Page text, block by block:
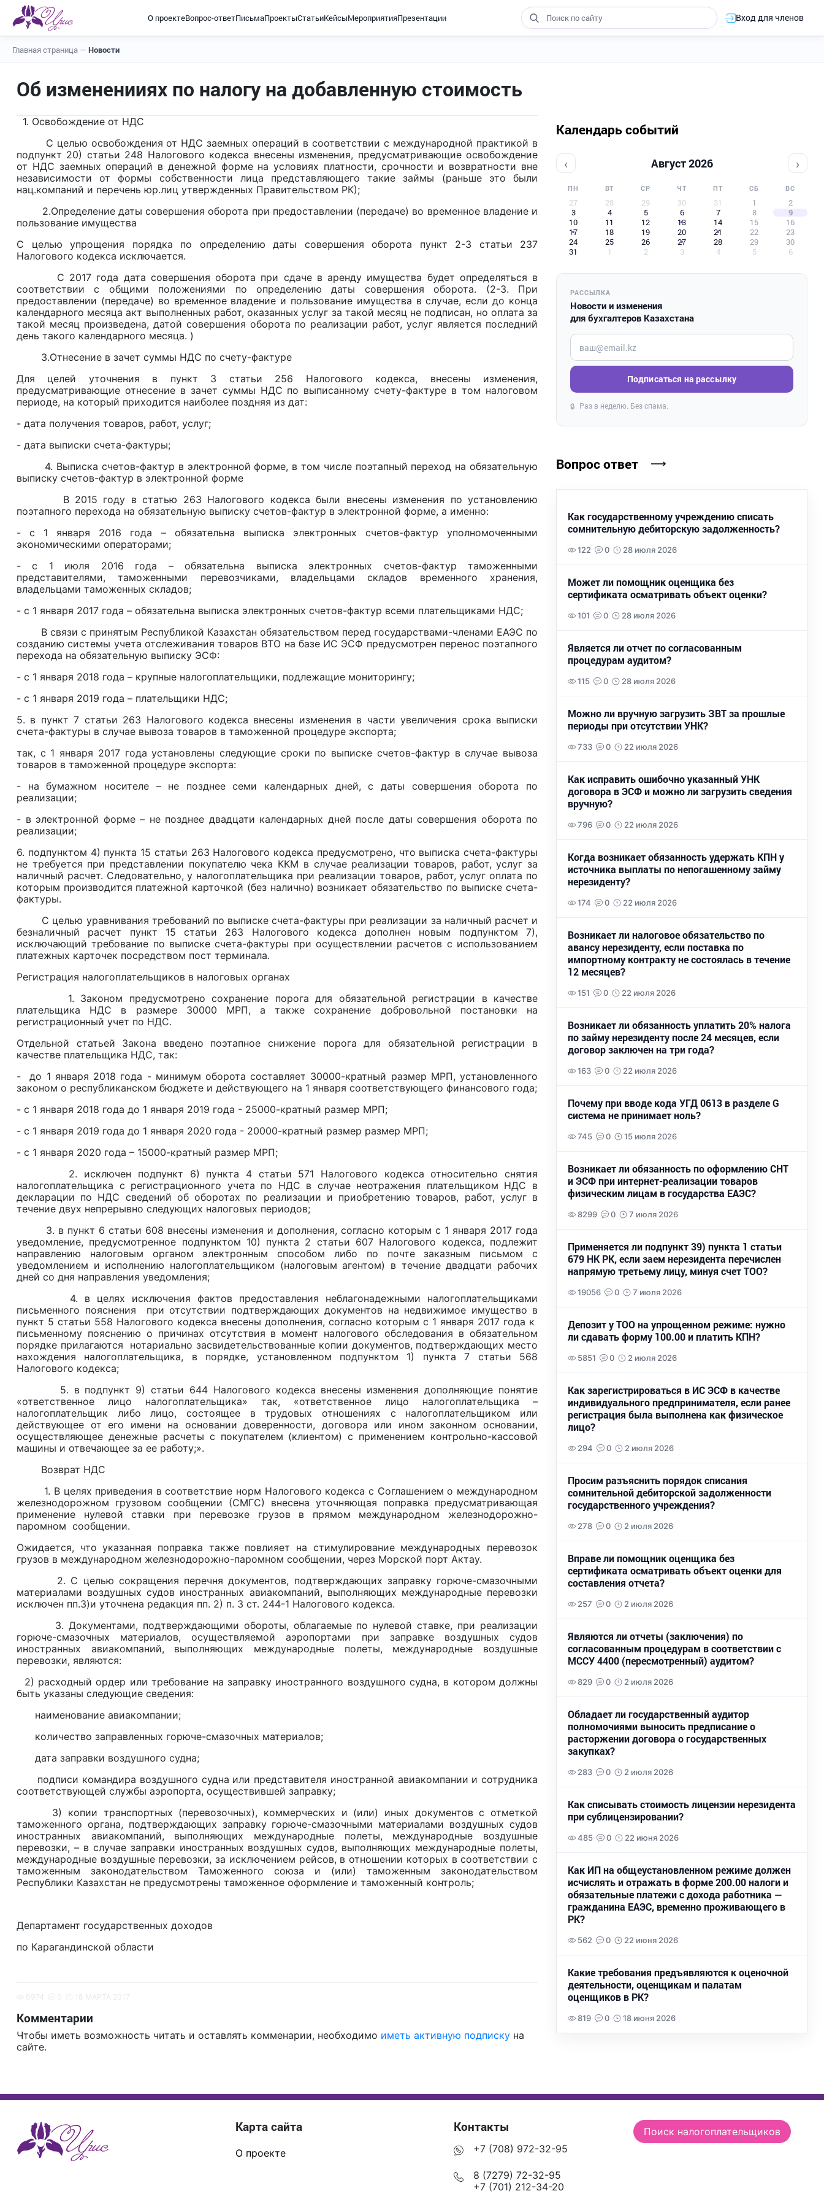
О проектеВопрос-ответПисьмаПроектыСтатьиКейсыМероприятияПрезентации Вход для членов
Главная страница — Новости
Об измененииях по налогу на добавленную стоимость
1. Освобождение от НДС
С целью освобождения от НДС заемных операций в соответствии с международной практикой в
подпункт 20) статьи 248 Налогового кодекса внесены изменения, предусматривающие освобождение
от НДС заемных операций в денежной форме на условиях платности, срочности и возвратности вне
независимости от формы собственности лица представляющего такие займы (раньше это были
нац.компаний и перечень юр.лиц утвержденных Правительством РК);
2.Определение даты совершения оборота при предоставлении (передаче) во временное владение и
пользование имущества
С целью упрощения порядка по определению даты совершения оборота пункт 2-3 статьи 237
Налогового кодекса исключается.
С 2017 года дата совершения оборота при сдаче в аренду имущества будет определяться в
соответствии с общими положениями по определению даты совершения оборота. (2-3. При
предоставлении (передаче) во временное владение и пользование имущества в случае, если до конца
календарного месяца акт выполненных работ, оказанных услуг за такой месяц не подписан, но оплата за
такой месяц произведена, датой совершения оборота по реализации работ, услуг является последний
день такого календарного месяца. )
3.Отнесение в зачет суммы НДС по счету-фактуре
Для целей уточнения в пункт 3 статьи 256 Налогового кодекса, внесены изменения,
предусматривающие отнесение в зачет суммы НДС по выписанному счету-фактуре в том налоговом
периоде, на который приходится наиболее поздняя из дат:
- дата получения товаров, работ, услуг;
- дата выписки счета-фактуры;
4. Выписка счетов-фактур в электронной форме, в том числе поэтапный переход на обязательную
выписку счетов-фактур в электронной форме
В 2015 году в статью 263 Налогового кодекса были внесены изменения по установлению
поэтапного перехода на обязательную выписку счетов-фактур в электронной форме, а именно:
- с 1 января 2016 года – обязательна выписка электронных счетов-фактур уполномоченными
экономическими операторами;
- с 1 июля 2016 года – обязательна выписка электронных счетов-фактур таможенными
представителями, таможенными перевозчиками, владельцами складов временного хранения,
владельцами таможенных складов;
- с 1 января 2017 года – обязательна выписка электронных счетов-фактур всеми плательщиками НДС;
В связи с принятым Республикой Казахстан обязательством перед государствами-членами ЕАЭС по
созданию системы учета отслеживания товаров ВТО на базе ИС ЭСФ предусмотрен перенос поэтапного
перехода на обязательную выписку ЭСФ:
- с 1 января 2018 года – крупные налогоплательщики, подлежащие мониторингу;
- с 1 января 2019 года – плательщики НДС;
5. в пункт 7 статьи 263 Налогового кодекса внесены изменения в части увеличения срока выписки
счета-фактуры в случае вывоза товаров в таможенной процедуре экспорта;
так, с 1 января 2017 года установлены следующие сроки по выписке счетов-фактур в случае вывоза
товаров в таможенной процедуре экспорта:
- на бумажном носителе – не позднее семи календарных дней, с даты совершения оборота по
реализации;
- в электронной форме – не позднее двадцати календарных дней после даты совершения оборота по
реализации;
6. подпунктом 4) пункта 15 статьи 263 Налогового кодекса предусмотрено, что выписка счета-фактуры
не требуется при представлении покупателю чека ККМ в случае реализации товаров, работ, услуг за
наличный расчет. Следовательно, у налогоплательщика при реализации товаров, работ, услуг оплата по
которым производится платежной карточкой (без налично) возникает обязательство по выписке счета-
фактуры.
С целью уравнивания требований по выписке счета-фактуры при реализации за наличный расчет и
безналичный расчет пункт 15 статьи 263 Налогового кодекса дополнен новым подпунктом 7),
исключающий требование по выписке счета-фактуры при осуществлении расчетов с использованием
платежных карточек посредством пост терминала.
Регистрация налогоплательщиков в налоговых органах
1. Законом предусмотрено сохранение порога для обязательной регистрации в качестве
плательщика НДС в размере 30000 МРП, а также сохранение добровольной постановки на
регистрационный учет по НДС.
Отдельной статьей Закона введено поэтапное снижение порога для обязательной регистрации в
качестве плательщика НДС, так:
- до 1 января 2018 года - минимум оборота составляет 30000-кратный размер МРП, установленного
законом о республиканском бюджете и действующего на 1 января соответствующего финансового года;
- с 1 января 2018 года до 1 января 2019 года - 25000-кратный размер МРП;
- с 1 января 2019 года до 1 января 2020 года - 20000-кратный размер размер МРП;
- с 1 января 2020 года – 15000-кратный размер МРП;
2. исключен подпункт 6) пункта 4 статьи 571 Налогового кодекса относительно снятия
налогоплательщика с регистрационного учета по НДС в случае неотражения плательщиком НДС в
декларации по НДС сведений об оборотах по реализации и приобретению товаров, работ, услуг в
течение двух непрерывно следующих налоговых периодов;
3. в пункт 6 статьи 608 внесены изменения и дополнения, согласно которым с 1 января 2017 года
уведомление, предусмотренное подпунктом 10) пункта 2 статьи 607 Налогового кодекса, подлежит
направлению налоговым органом электронным способом либо по почте заказным письмом с
уведомлением и исполнению налогоплательщиком (налоговым агентом) в течение двадцати рабочих
дней со дня направления уведомления;
4. в целях исключения фактов предоставления неблагонадежными налогоплательщиками
письменного пояснения при отсутствии подтверждающих документов на недвижимое имущество в
пункт 5 статьи 558 Налогового кодекса внесены дополнения, согласно которым с 1 января 2017 года к
письменному пояснению о причинах отсутствия в момент налогового обследования в обязательном
порядке прилагаются нотариально засвидетельствованные копии документов, подтверждающих место
нахождения налогоплательщика, в порядке, установленном подпунктом 1) пункта 7 статьи 568
Налогового кодекса;
5. в подпункт 9) статьи 644 Налогового кодекса внесены изменения дополняющие понятие
«ответственное лицо налогоплательщика» так, «ответственное лицо налогоплательщика –
налогоплательщик либо лицо, состоящее в трудовых отношениях с налогоплательщиком или
действующее от его имени на основании доверенности, договора или ином законном основании,
осуществляющее денежные расчеты с покупателем (клиентом) с применением контрольно-кассовой
машины и отвечающее за ее работу;».
Возврат НДС
1. В целях приведения в соответствие норм Налогового кодекса с Соглашением о международном
железнодорожном грузовом сообщении (СМГС) внесена уточняющая поправка предусматривающая
применение нулевой ставки при перевозке грузов в прямом международном железнодорожно-
паромном сообщении.
Ожидается, что указанная поправка также повлияет на стимулирование международных перевозок
грузов в международном железнодорожно-паромном сообщении, через Морской порт Актау.
2. С целью сокращения перечня документов, подтверждающих заправку горюче-смазочными
материалами воздушных судов иностранных авиакомпаний, выполняющих международные перевозки
исключен пп.3)и уточнена редакция пп. 2) п. 3 ст. 244-1 Налогового кодекса.
3. Документами, подтверждающими обороты, облагаемые по нулевой ставке, при реализации
горюче-смазочных материалов, осуществляемой аэропортами при заправке воздушных судов
иностранных авиакомпаний, выполняющих международные полеты, международные воздушные
перевозки, являются:
2) расходный ордер или требование на заправку иностранного воздушного судна, в котором должны
быть указаны следующие сведения:
наименование авиакомпании;
количество заправленных горюче-смазочных материалов;
дата заправки воздушного судна;
подписи командира воздушного судна или представителя иностранной авиакомпании и сотрудника
соответствующей службы аэропорта, осуществившей заправку;
3) копии транспортных (перевозочных), коммерческих и (или) иных документов с отметкой
таможенного органа, подтверждающих заправку горюче-смазочными материалами воздушных судов
иностранных авиакомпаний, выполняющих международные полеты, международные воздушные
перевозки, – в случае заправки иностранных воздушных судов, выполняющих международные полеты,
международные воздушные перевозки, за исключением рейсов, в отношении которых в соответствии с
таможенным законодательством Таможенного союза и (или) таможенным законодательством
Республики Казахстан не предусмотрены таможенное оформление и таможенный контроль;
Департамент государственных доходов
по Карагандинской области
Комментарии
Чтобы иметь возможность читать и оставлять комменарии, необходимо иметь активную подписку на
сайте.
Календарь событий
‹ Август 2026 ›
ПН ВТ СР ЧТ ПТ СБ ВС
27 28 29 30 31 1
2
3
4 5 6 7 8
9
10
11 12 13 14 15
16
17
18 19 20 21 22
23
24
25 26 27 28 29
30
31
1 2 3 4 5 6
РАССЫЛКА
Новости и изменения
для бухгалтеров Казахстана
Введите ваш e-mail
Подписаться на рассылку
🔒 Раз в неделю. Без спама.
Вопрос ответ
Как государственному учреждению списать
сомнительную дебиторскую задолженность?
122 0 28 июля 2026
Может ли помощник оценщика без
сертификата осматривать объект оценки?
101 0 28 июля 2026
Является ли отчет по согласованным
процедурам аудитом?
115 0 28 июля 2026
Можно ли вручную загрузить ЗВТ за прошлые
периоды при отсутствии УНК?
733 0 22 июля 2026
Как исправить ошибочно указанный УНК
договора в ЭСФ и можно ли загрузить сведения
вручную?
796 0 22 июля 2026
Когда возникает обязанность удержать КПН у
источника выплаты по непогашенному займу
нерезиденту?
174 0 22 июля 2026
Возникает ли налоговое обязательство по
авансу нерезиденту, если поставка по
импортному контракту не состоялась в течение
12 месяцев?
151 0 22 июля 2026
Возникает ли обязанность уплатить 20% налога
по займу нерезиденту после 24 месяцев, если
договор заключен на три года?
163 0 22 июля 2026
Почему при вводе кода УГД 0613 в разделе G
система не принимает ноль?
745 0 15 июля 2026
Возникает ли обязанность по оформлению СНТ
и ЭСФ при интернет-реализации товаров
физическим лицам в государства ЕАЭС?
8299 0 7 июля 2026
Применяется ли подпункт 39) пункта 1 статьи
679 НК РК, если заем нерезидента перечислен
напрямую третьему лицу, минуя счет ТОО?
19056 0 7 июля 2026
Депозит у ТОО на упрощенном режиме: нужно
ли сдавать форму 100.00 и платить КПН?
5851 0 2 июля 2026
Как зарегистрироваться в ИС ЭСФ в качестве
индивидуального предпринимателя, если ранее
регистрация была выполнена как физическое
лицо?
294 0 2 июля 2026
Просим разъяснить порядок списания
сомнительной дебиторской задолженности
государственного учреждения?
278 0 2 июля 2026
Вправе ли помощник оценщика без
сертификата осматривать объект оценки для
составления отчета?
257 0 2 июля 2026
Являются ли отчеты (заключения) по
согласованным процедурам в соответствии с
МССУ 4400 (пересмотренный) аудитом?
829 0 2 июля 2026
Обладает ли государственный аудитор
полномочиями выносить предписание о
расторжении договора о государственных
закупках?
283 0 2 июля 2026
Как списывать стоимость лицензии нерезидента
при сублицензировании?
485 0 22 июня 2026
Как ИП на общеустановленном режиме должен
исчислять и отражать в форме 200.00 налоги и
обязательные платежи с дохода работника —
гражданина ЕАЭС, временно проживающего в
РК?
562 0 22 июня 2026
Какие требования предъявляются к оценочной
деятельности, оценщикам и палатам
оценщиков в РК?
819 0 18 июня 2026
Карта сайта
О проекте
Контакты
+7 (708) 972-32-95
8 (7279) 72-32-95
+7 (701) 212-34-20
Поиск налогоплательщиков